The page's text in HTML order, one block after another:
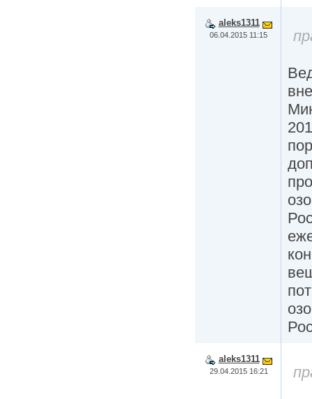
aleks1311
06.04.2015 11:15
aleks1311
29.04.2015 16:21